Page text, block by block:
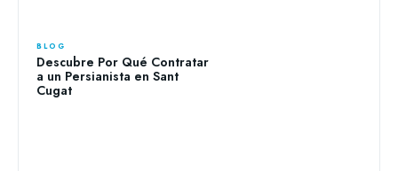
BLOG
Descubre Por Qué Contratar
a un Persianista en Sant
Cugat